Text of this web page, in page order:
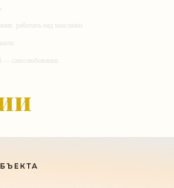
работать над мыслями.
— самолюбование.